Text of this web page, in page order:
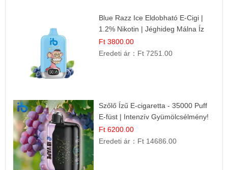
Blue Razz Ice Eldobható E-Cigi |
1.2% Nikotin | Jéghideg Málna Íz
Ft 3800.00
Eredeti ár： Ft 7251.00
Szőlő Ízű E-cigaretta - 35000 Puff
E-füst | Intenzív Gyümölcsélmény!
Ft 6200.00
Eredeti ár： Ft 14686.00